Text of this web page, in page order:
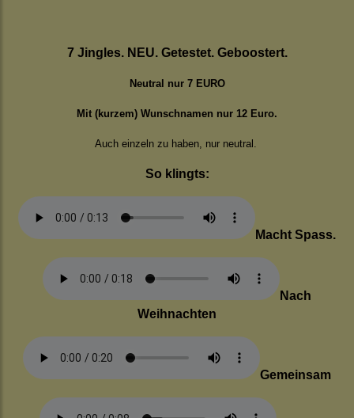
7 Jingles. NEU. Getestet. Geboostert.
Neutral nur 7 EURO
Mit (kurzem) Wunschnamen nur 12 Euro.
Auch einzeln zu haben, nur neutral.
So klingts:
Macht Spass.
Nach
Weihnachten
Gemeinsam